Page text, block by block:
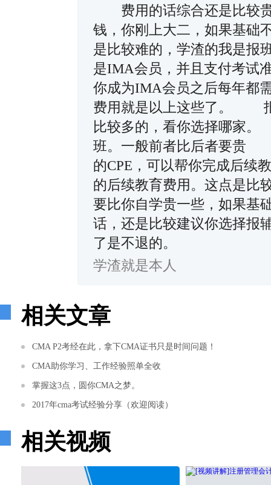
费用的话综合还是比较贵
钱，你刚上大二，如果基础
是比较难的，学渣的我是
是IMA会员，并且支付考试
你成为IMA会员之后每年
费用就是以上这些了。 报
比较多的，看你选择哪家
班。一般前者比后者要贵
的CPE，可以帮你完成后续
的后续教育费用。这点是
要比你自学贵一些，如果基
话，还是比较建议你选择报
了是不退的。
学渣就是本人
相关文章
CMA P2考经在此，拿下CMA证书只是时间问题！
CMA助你学习、工作经验照单全收
掌握这3点，圆你CMA之梦。
2017年cma考试经验分享（欢迎阅读）
相关视频